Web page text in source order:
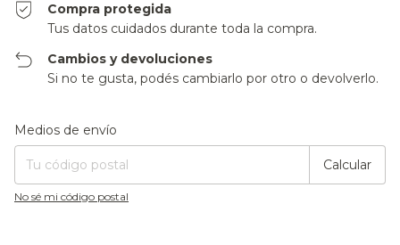
Compra protegida
Tus datos cuidados durante toda la compra.
Cambios y devoluciones
Si no te gusta, podés cambiarlo por otro o devolverlo.
Entregas para el CP:
Medios de envío
Calcular
No sé mi código postal